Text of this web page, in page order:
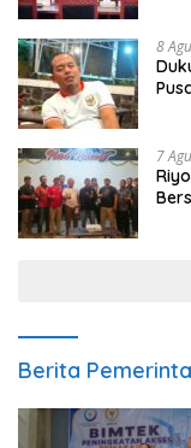
8
7
Berita